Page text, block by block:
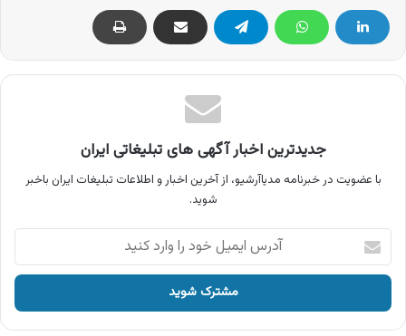
جدیدترین اخبار آگهی های تبلیغاتی ایران
با عضویت در خبرنامه مدیاآرشیو، از آخرین اخبار و اطلاعات تبلیغات ایران باخبر
شوید.
آدرس
ایمیل
خود
وارد
کنید